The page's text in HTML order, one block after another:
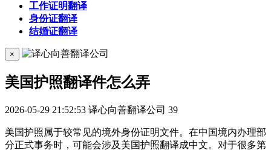
工作证明翻译
身份证翻译
结婚证翻译
×
美国护照翻译件怎么弄
2026-05-29 21:52:53 译心向善翻译公司 39
美国护照属于较常见的境外身份证明文件。在中国境内办理部
分正式事务时，可能会涉及美国护照翻译成中文。对于很多第